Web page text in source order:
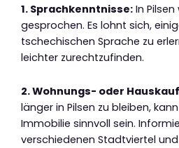
1. Sprachkenntnisse: In
gesprochen. Es lohnt sich,
tschechischen Sprache zu
leichter zurechtzufinden.
2. Wohnungs- oder
länger in Pilsen zu bleiben,
Immobilie sinnvoll sein.
verschiedenen Stadtviertel